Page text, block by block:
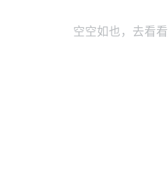
空空如也，去看看